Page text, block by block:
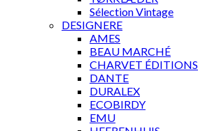
Sélection Vintage
DESIGNERE
AMES
BEAU MARCHÉ
CHARVET ÉDITIONS
DANTE
DURALEX
ECOBIRDY
EMU